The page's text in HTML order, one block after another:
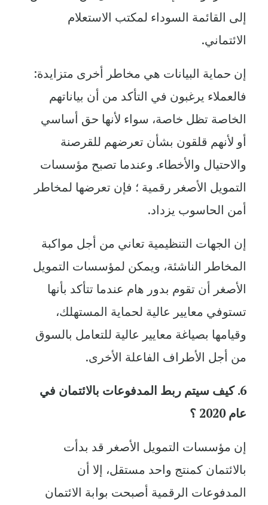
إلى القائمة السوداء لمكتب الاستعلام
الائتماني.
إن حماية البيانات هي مخاطر أخرى متزايدة:
فالعملاء يرغبون في التأكد من أن بياناتهم
الخاصة تظل خاصة، سواء لأنها حق أساسي
أو لأنهم قلقون بشأن تعرضهم للقرصنة
والاحتيال والأخطاء. وعندما تصبح مؤسسات
التمويل الأصغر رقمية ؛ فإن تعرضها لمخاطر
أمن الحاسوب يزداد.
إن الجهات التنظيمية تعاني من أجل مواكبة
المخاطر الناشئة، ويمكن لمؤسسات التمويل
الأصغر أن تقوم بدور هام عندما تتأكد بأنها
تستوفي معايير عالية لحماية المستهلك،
وقيامها بصياغة معايير عالية للتعامل بالسوق
من أجل الأطراف الفاعلة الأخرى.
6. كيف سيتم ربط المدفوعات بالائتمان في
عام 2020 ؟
إن مؤسسات التمويل الأصغر قد بدأت
بالائتمان كمنتج واحد مستقل، إلا أن
المدفوعات الرقمية أصبحت بوابة الائتمان